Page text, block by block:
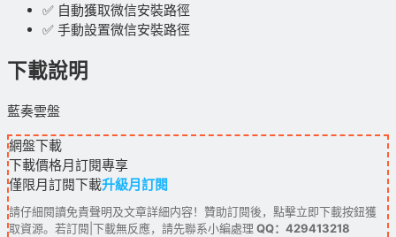
✅ 自動獲取微信安裝路徑
✅ 手動設置微信安裝路徑
下載說明
藍奏雲盤
網盤下載
下載價格月訂閱專享
僅限月訂閱下載升級月訂閱
請仔細閱讀免責聲明及文章詳細内容！贊助訂閱後，點擊立即下載按鈕獲
取資源。若訂閱|下載無反應，請先聯系小編處理 QQ：429413218